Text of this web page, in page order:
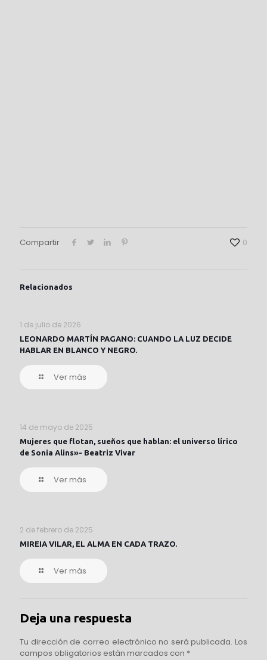
Compartir 0
Relacionados
1 de julio de 2026
LEONARDO MARTÍN PAGANO: CUANDO LA LUZ DECIDE
HABLAR EN BLANCO Y NEGRO.
Ver más
14 de mayo de 2025
Mujeres que flotan, sueños que hablan: el universo lírico
de Sonia Alins»- Beatriz Vivar
Ver más
2 de febrero de 2025
MIREIA VILAR, EL ALMA EN CADA TRAZO.
Ver más
Deja una respuesta
Tu dirección de correo electrónico no será publicada. Los
campos obligatorios están marcados con *